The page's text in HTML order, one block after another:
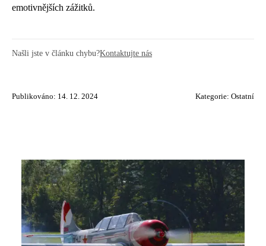
emotivnějších zážitků.
Našli jste v článku chybu?Kontaktujte nás
Publikováno: 14. 12. 2024 Kategorie: Ostatní